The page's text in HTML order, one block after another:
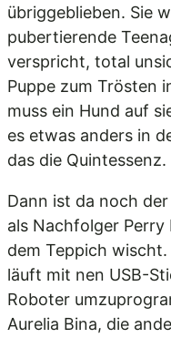
übriggeblieben. Sie
pubertierende
verspricht, total
Puppe zum Trösten
muss ein Hund auf
es etwas anders in
das die Quintessenz.
Dann ist da noch
als Nachfolger Perry
dem Teppich
läuft mit nen USB-
Roboter
Aurelia Bina, die